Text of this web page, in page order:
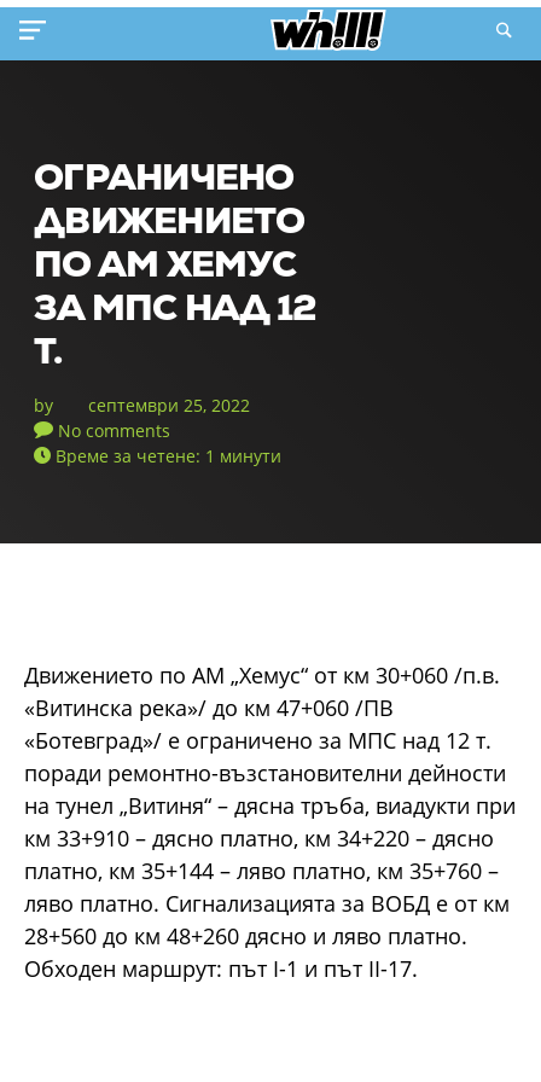
ОГРАНИЧЕНО
ДВИЖЕНИЕТО
ПО АМ ХЕМУС
ЗА МПС НАД 12
Т.
by
септември 25, 2022
No comments
Време за четене: 1 минути
Движението по АМ „Хемус“ от км 30+060 /п.в.
«Витинска река»/ до км 47+060 /ПВ
«Ботевград»/ е ограничено за МПС над 12 т.
поради ремонтно-възстановителни дейности
на тунел „Витиня“ – дясна тръба, виадукти при
км 33+910 – дясно платно, км 34+220 – дясно
платно, км 35+144 – ляво платно, км 35+760 –
ляво платно. Сигнализацията за ВОБД е от км
28+560 до км 48+260 дясно и ляво платно.
Обходен маршрут: път I-1 и път II-17.